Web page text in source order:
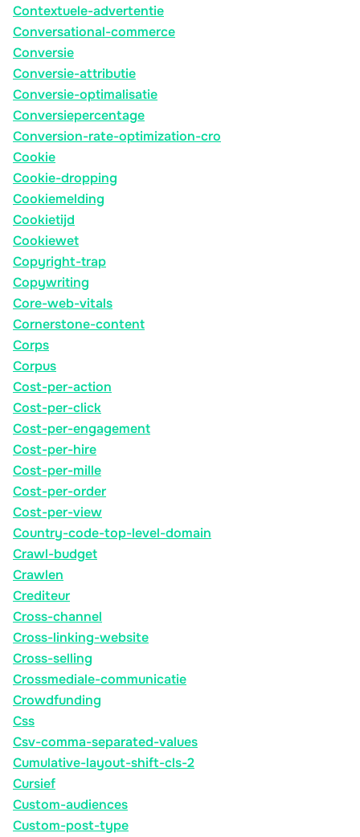
Contextuele-advertentie
Conversational-commerce
Conversie
Conversie-attributie
Conversie-optimalisatie
Conversiepercentage
Conversion-rate-optimization-cro
Cookie
Cookie-dropping
Cookiemelding
Cookietijd
Cookiewet
Copyright-trap
Copywriting
Core-web-vitals
Cornerstone-content
Corps
Corpus
Cost-per-action
Cost-per-click
Cost-per-engagement
Cost-per-hire
Cost-per-mille
Cost-per-order
Cost-per-view
Country-code-top-level-domain
Crawl-budget
Crawlen
Crediteur
Cross-channel
Cross-linking-website
Cross-selling
Crossmediale-communicatie
Crowdfunding
Css
Csv-comma-separated-values
Cumulative-layout-shift-cls-2
Cursief
Custom-audiences
Custom-post-type